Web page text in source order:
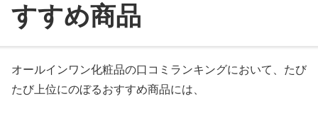
すすめ商品
オールインワン化粧品の口コミランキングにおいて、たび
たび上位にのぼるおすすめ商品には、